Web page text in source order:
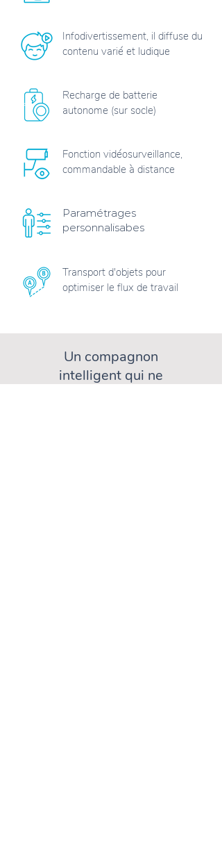
Infodivertissement, il diffuse du
contenu varié et ludique
Recharge de batterie
autonome (sur socle)
Fonction vidéosurveillance,
commandable à distance
Paramétrages
personnalisabes
Transport d'objets pour
optimiser le flux de travail
Un compagnon
intelligent qui ne